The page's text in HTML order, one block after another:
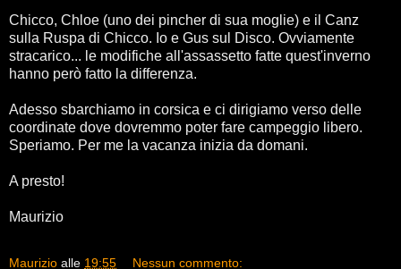
Chicco, Chloe (uno dei pincher di sua moglie) e il Canz
sulla Ruspa di Chicco. Io e Gus sul Disco. Ovviamente
stracarico... le modifiche all'assassetto fatte quest'inverno
hanno però fatto la differenza.
Adesso sbarchiamo in corsica e ci dirigiamo verso delle
coordinate dove dovremmo poter fare campeggio libero.
Speriamo. Per me la vacanza inizia da domani.
A presto!
Maurizio
Maurizio alle 19:55 Nessun commento: